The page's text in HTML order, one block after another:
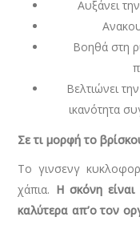
Αυξάνει
Βοηθά στη
Βελτιώνει
ικανότητα
Σε τι μορφή το
Το γινσενγ
χάπια. Η σκόνη
καλύτερα απ’ο τον